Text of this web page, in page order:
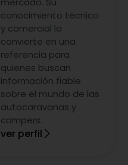
conocimiento técnico
y comercial la
convierte en una
referencia para
quienes buscan
información fiable
sobre el mundo de las
autocaravanas y
campers.
ver perfil